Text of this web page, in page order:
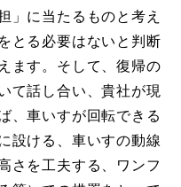
」に当たるものと考え
とる必要はないと判断
ます。そして、復帰の
て話し合い、貴社が現
、車いすが回転できる
設ける、車いすの動線
さを工夫する、ワンフ